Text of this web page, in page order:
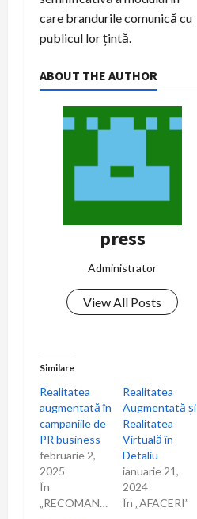
care brandurile comunică cu
publicul lor țintă.
ABOUT THE AUTHOR
press
Administrator
View All Posts
Similare
Realitatea
augmentată în
campaniile de
PR business
februarie 2,
2025
În
„RECOMANDARI”
Realitatea
Augmentată și
Realitatea
Virtuală în
Detaliu
ianuarie 21,
2024
În „AFACERI”